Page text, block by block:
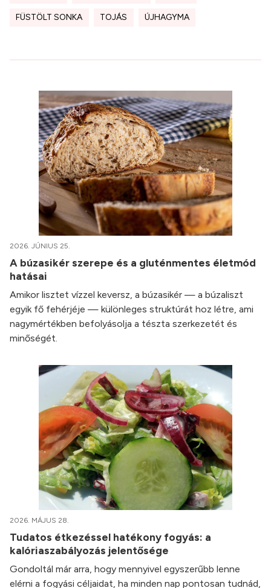
FÜSTÖLT SONKA TOJÁS ÚJHAGYMA
2026. JÚNIUS 25.
A búzasikér szerepe és a gluténmentes életmód
hatásai
Amikor lisztet vízzel keversz, a búzasikér — a búzaliszt
egyik fő fehérjéje — különleges struktúrát hoz létre, ami
nagymértékben befolyásolja a tészta szerkezetét és
minőségét.
2026. MÁJUS 28.
Tudatos étkezéssel hatékony fogyás: a
kalóriaszabályozás jelentősége
Gondoltál már arra, hogy mennyivel egyszerűbb lenne
elérni a fogyási céljaidat, ha minden nap pontosan tudnád,